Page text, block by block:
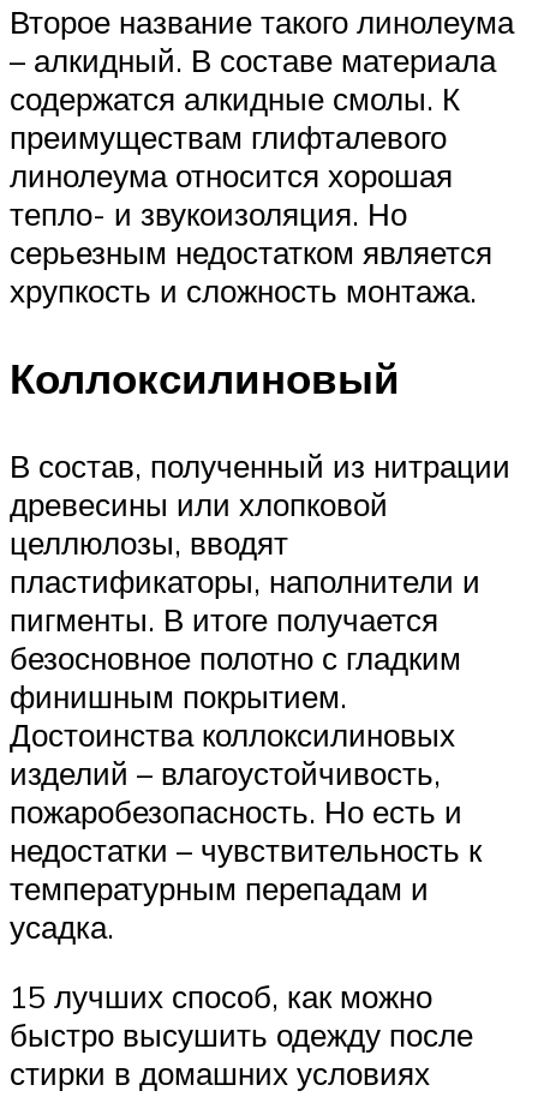
Второе название такого линолеума
– алкидный. В составе материала
содержатся алкидные смолы. К
преимуществам глифталевого
линолеума относится хорошая
тепло- и звукоизоляция. Но
серьезным недостатком является
хрупкость и сложность монтажа.
Коллоксилиновый
В состав, полученный из нитрации
древесины или хлопковой
целлюлозы, вводят
пластификаторы, наполнители и
пигменты. В итоге получается
безосновное полотно с гладким
финишным покрытием.
Достоинства коллоксилиновых
изделий – влагоустойчивость,
пожаробезопасность. Но есть и
недостатки – чувствительность к
температурным перепадам и
усадка.
15 лучших способ, как можно
быстро высушить одежду после
стирки в домашних условиях